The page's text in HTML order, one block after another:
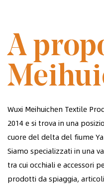
A
Wuxi Meihuichen Textile
2014 e si trova in una
cuore del delta del fiume
Siamo specializzati in una
tra cui occhiali e accessori
prodotti da spiaggia,